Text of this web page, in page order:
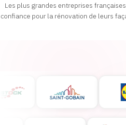
Les plus grandes entreprises
confiance pour la rénovation de leurs